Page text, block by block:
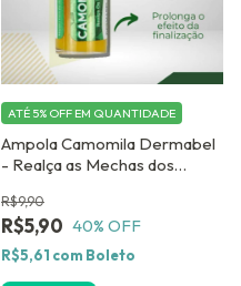
Ampola Camomila Dermabel
- Realça as Mechas dos
R$5,90
R$9,90
40% OFF
ATÉ 5% OFF EM QUANTIDADE
R$5,61 com Boleto